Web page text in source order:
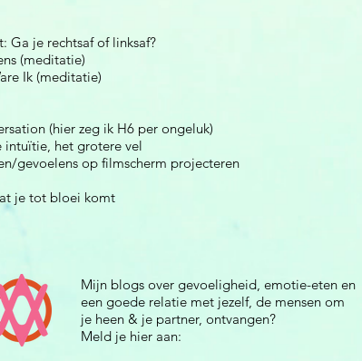
Ga je rechtsaf of linksaf?
(meditatie)
Ik (meditatie)
(hier zeg ik H6 per ongeluk)
het grotere vel
gevoelens op filmscherm projecteren
je tot bloei komt
Mijn blogs over gevoeligheid, emotie-eten en
een goede relatie met jezelf, de mensen om
je heen & je partner, ontvangen?
Meld je hier aan: